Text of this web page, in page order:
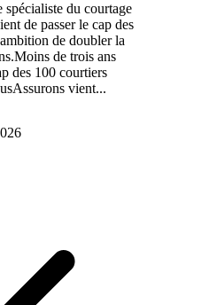
spécialiste du courtage
de passer le cap des
de doubler la
de trois ans
des 100 courtiers
vient...